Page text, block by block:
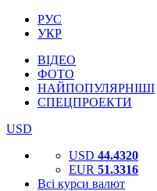
РУС
УКР
ВІДЕО
ФОТО
НАЙПОПУЛЯРНІШІ
СПЕЦПРОЕКТИ
USD
USD 44.4320
EUR 51.3316
Всі курси валют